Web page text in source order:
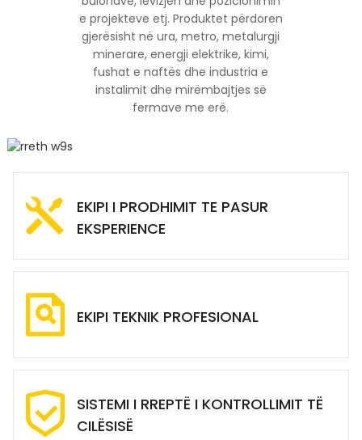
e projekteve etj. Produktet përdoren
gjerësisht në ura, metro, metalurgji
minerare, energji elektrike, kimi,
fushat e naftës dhe industria e
instalimit dhe mirëmbajtjes së
fermave me erë.
EKIPI I PRODHIMIT TE PASUR
EKSPERIENCE
EKIPI TEKNIK PROFESIONAL
SISTEMI I RREPTË I KONTROLLIMIT TË
CILËSISË